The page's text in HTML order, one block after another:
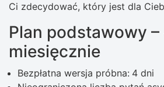
Ci zdecydować, który jest dla
Plan podstawowy –
miesięcznie
Bezpłatna wersja próbna: 4 dni